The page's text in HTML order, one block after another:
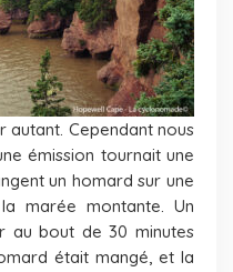
autant. Cependant nous
émission tournait une
un homard sur une
marée montante. Un
au bout de 30 minutes
était mangé, et la